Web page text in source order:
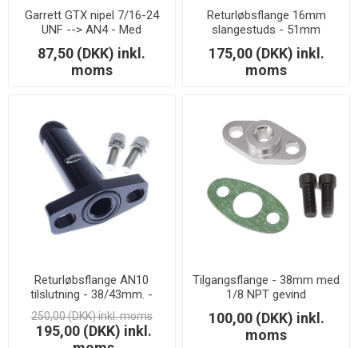
Garrett GTX nipel 7/16-24
UNF --> AN4 - Med
restriktor 0,9mm.
87,50 (DKK) inkl.
moms
Returløbsflange 16mm
slangestuds - 51mm
175,00 (DKK) inkl.
moms
Returløbsflange AN10
tilslutning - 38/43mm. -
90mm. lang
250,00 (DKK) inkl. moms
195,00 (DKK) inkl.
Tilgangsflange - 38mm med
1/8 NPT gevind
100,00 (DKK) inkl.
moms